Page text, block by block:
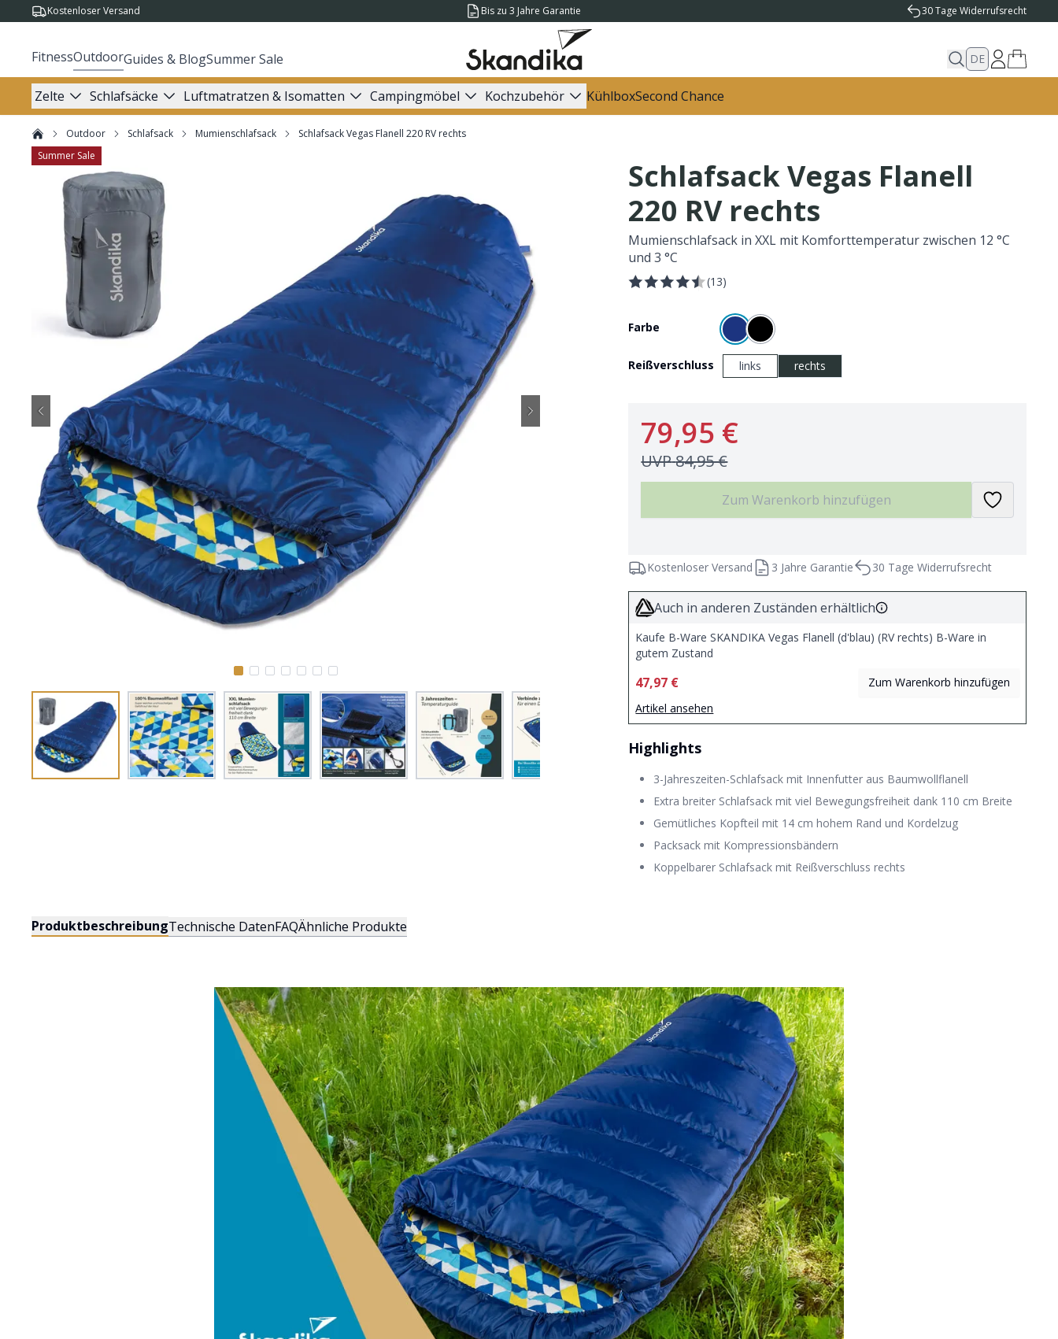
Kostenloser Versand Bis zu 3 Jahre Garantie 30 Tage Widerrufsrecht
FitnessOutdoorGuides & BlogSummer Sale DE
Zelte Schlafsäcke Luftmatratzen & Isomatten Campingmöbel Kochzubehör KühlboxSecond Chance
Outdoor Schlafsack Mumienschlafsack
Schlafsack Vegas Flanell 220 RV rechts
Summer Sale
Schlafsack Vegas Flanell
220 RV rechts
Mumienschlafsack in XXL mit Komforttemperatur zwischen 12 °C
und 3 °C
(13)
Farbe
Reißverschluss links rechts
79,95 €
UVP84,95 €
Zum Warenkorb hinzufügen
Kostenloser Versand 3 Jahre Garantie 30 Tage Widerrufsrecht
Auch in anderen Zuständen erhältlich
Kaufe B-Ware SKANDIKA Vegas Flanell (d'blau) (RV rechts) B-Ware in
gutem Zustand
47,97 €
Zum Warenkorb hinzufügen
Artikel ansehen
Highlights
3-Jahreszeiten-Schlafsack mit Innenfutter aus Baumwollflanell
Extra breiter Schlafsack mit viel Bewegungsfreiheit dank 110 cm Breite
Gemütliches Kopfteil mit 14 cm hohem Rand und Kordelzug
Packsack mit Kompressionsbändern
Koppelbarer Schlafsack mit Reißverschluss rechts
ProduktbeschreibungTechnische DatenFAQÄhnliche Produkte